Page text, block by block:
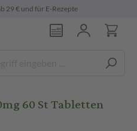
29 € und für E-Rezepte
60 St Tabletten